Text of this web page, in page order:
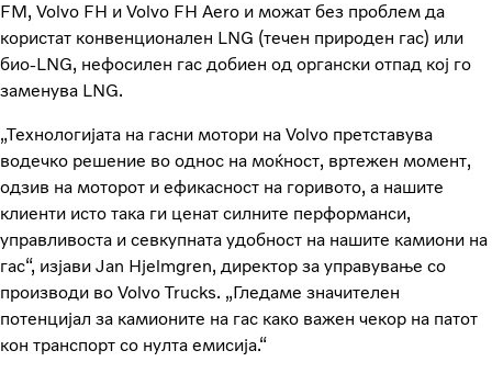
FM, Volvo FH и Volvo FH Aero и можат без проблем да
користат конвенционален LNG (течен природен гас) или
био-LNG, нефосилен гас добиен од органски отпад кој го
заменува LNG.
„Технологијата на гасни мотори на Volvo претставува
водечко решение во однос на моќност, вртежен момент,
одзив на моторот и ефикасност на горивото, а нашите
клиенти исто така ги ценат силните перформанси,
управливоста и севкупната удобност на нашите камиони на
гас“, изјави Jan Hjelmgren, директор за управување со
производи во Volvo Trucks. „Гледаме значителен
потенцијал за камионите на гас како важен чекор на патот
кон транспорт со нулта емисија.“